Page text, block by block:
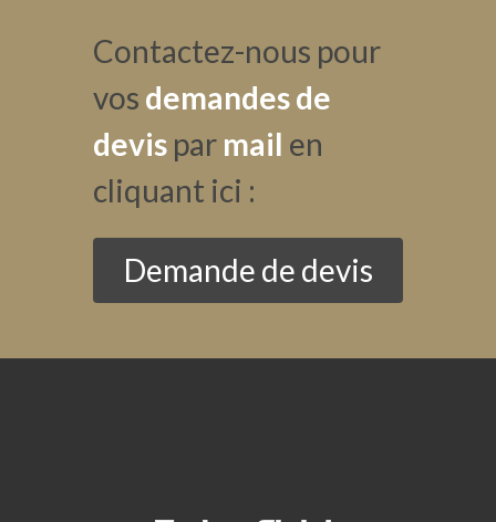
Contactez-nous pour
vos demandes de
devis par mail en
cliquant ici :
Demande de devis